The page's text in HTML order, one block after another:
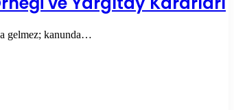
gelmez; kanunda…